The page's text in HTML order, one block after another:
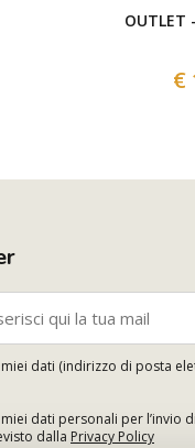
OUTLET
€
dati (indirizzo di posta
dati personali per l’invio
dalla Privacy Policy